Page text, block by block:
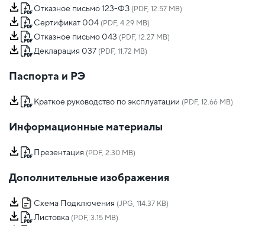
Отказное письмо 123-ФЗ (PDF, 12.57 MB)
Сертификат 004 (PDF, 4.29 MB)
Отказное письмо 043 (PDF, 12.27 MB)
Декларация 037 (PDF, 11.72 MB)
Паспорта и РЭ
Краткое руководство по эксплуатации (PDF, 12.66 MB)
Информационные материалы
Презентация (PDF, 2.30 MB)
Дополнительные изображения
Схема Подключения (JPG, 114.37 KB)
Листовка (PDF, 3.15 MB)